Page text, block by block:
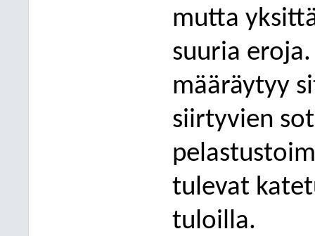
mutta
suuria
määräytyy
siirtyvien
tulevat
tuloilla.